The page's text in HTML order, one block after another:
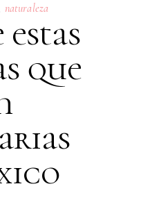
naturaleza
que